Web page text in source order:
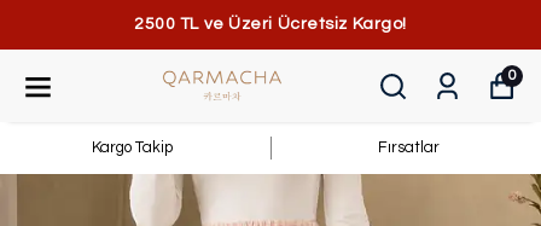
2500 TL ve Üzeri Ücretsiz Kargo!
0
Kargo Takip Fırsatlar